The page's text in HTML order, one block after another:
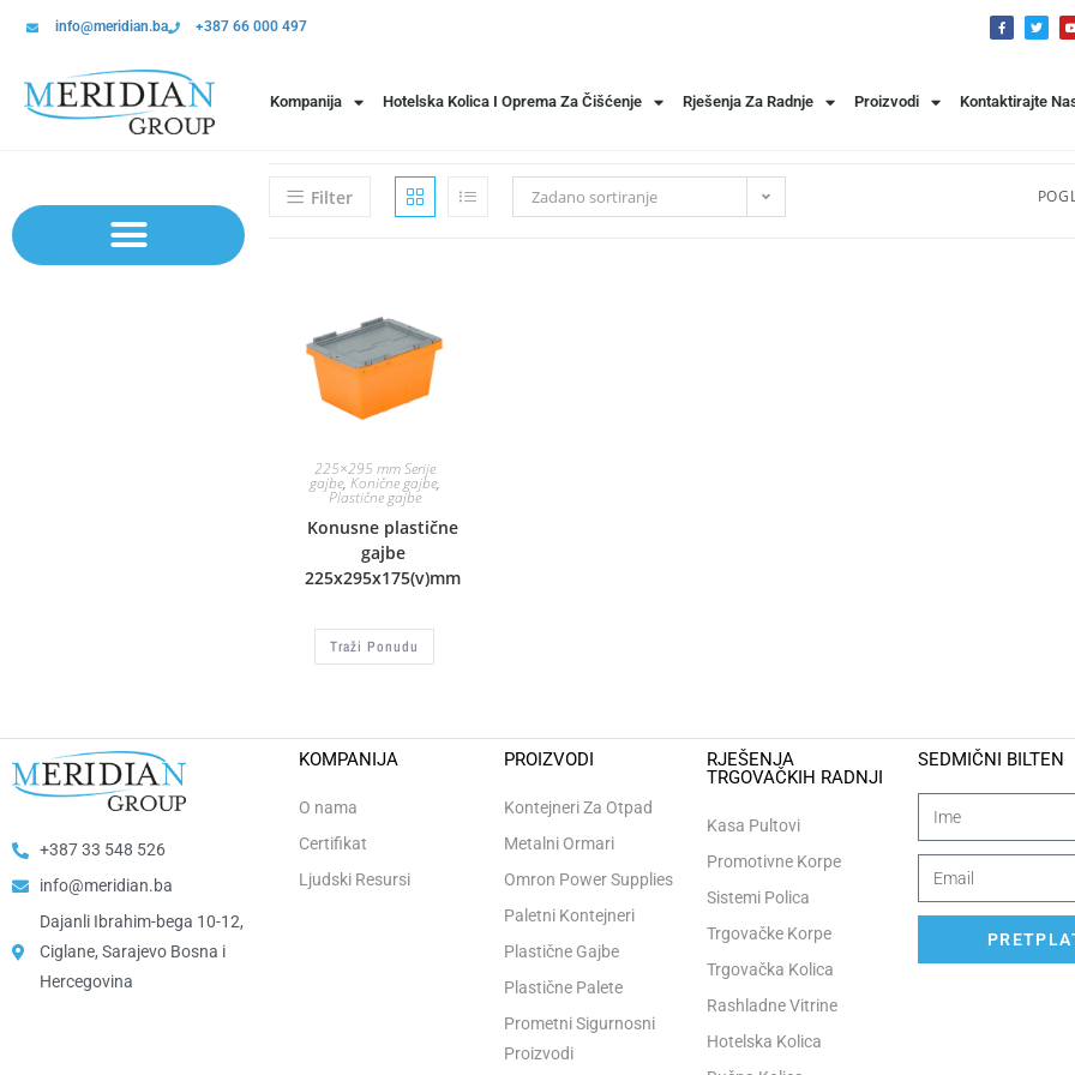
info@meridian.ba +387 66 000 497
Kompanija Hotelska Kolica I Oprema Za Čišćenje Rješenja Za Radnje Proizvodi Kontaktirajte
Filter Zadano sortiranje
225×295 mm Serije
gajbe, Konične gajbe,
Plastične gajbe
Konusne plastične
gajbe
225x295x175(v)mm
Traži Ponudu
+387 33 548 526
info@meridian.ba
Dajanli Ibrahim-bega 10-12,
Ciglane, Sarajevo Bosna i
Hercegovina​
KOMPANIJA
O nama
Certifikat
Ljudski Resursi
PROIZVODI
Kontejneri Za Otpad
Metalni Ormari
Omron Power Supplies
Paletni Kontejneri
Plastične Gajbe
Plastične Palete
Prometni Sigurnosni
Proizvodi
RJEŠENJA
TRGOVAČKIH RADNJI
Kasa Pultovi
Promotivne Korpe
Sistemi Polica
Trgovačke Korpe
Trgovačka Kolica
Rashladne Vitrine
Hotelska Kolica
SEDMIČNI BILTEN